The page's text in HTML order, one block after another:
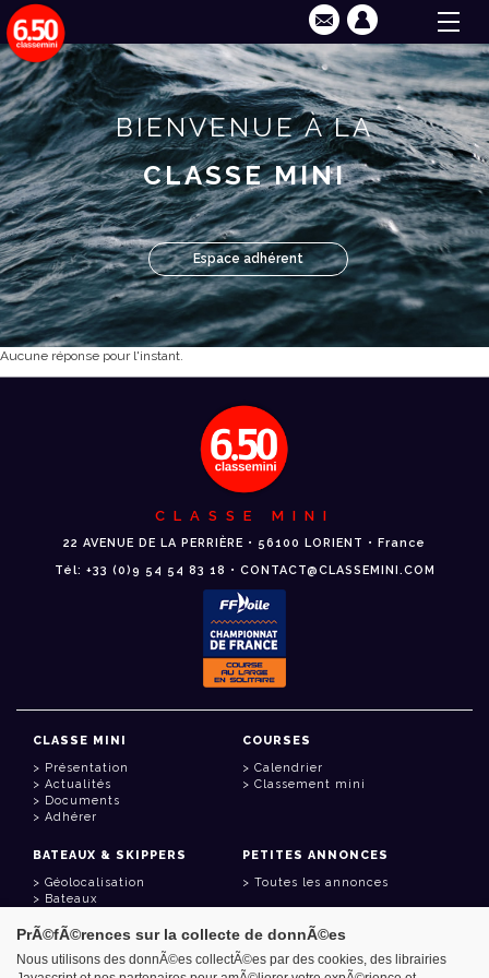
BIENVENUE À LA
CLASSE MINI
Espace adhérent
Aucune réponse pour l'instant.
CLASSE MINI
22 AVENUE DE LA PERRIÈRE • 56100 LORIENT • France
Tél: +33 (0)9 54 54 83 18 • CONTACT@CLASSEMINI.COM
CLASSE MINI
Présentation
Actualités
Documents
Adhérer
COURSES
Calendrier
Classement mini
BATEAUX & SKIPPERS
Géolocalisation
Bateaux
PETITES ANNONCES
Toutes les annonces
LIENS UTILES
PrÃ©fÃ©rences sur la collecte de donnÃ©es
Nous utilisons des donnÃ©es collectÃ©es par des cookies, des librairies